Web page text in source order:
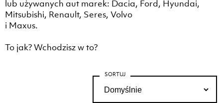
lub używanych aut marek: Dacia, Ford, Hyundai,
Mitsubishi, Renault, Seres, Volvo
i Maxus.
To jak? Wchodzisz w to?
SORTUJ